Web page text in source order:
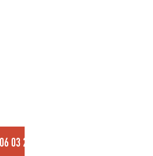
06 03 25 24